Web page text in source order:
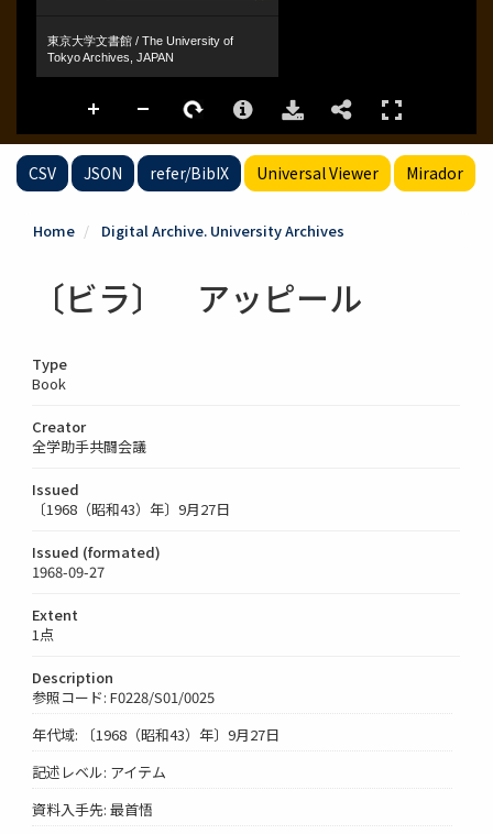
CSV JSON refer/BibIX Universal Viewer Mirador
Home Digital Archive. University Archives
〔ビラ〕 アッピール
Type
Book
Creator
全学助手共闘会議
Issued
〔1968（昭和43）年〕9月27日
Issued (formated)
1968-09-27
Extent
1点
Description
参照コード: F0228/S01/0025
年代域: 〔1968（昭和43）年〕9月27日
記述レベル: アイテム
資料入手先: 最首悟